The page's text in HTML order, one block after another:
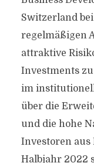
Switzerland
regelmäßigen
attraktive
Investments
im
über die
und die hohe
Investoren aus
Halbjahr 2022